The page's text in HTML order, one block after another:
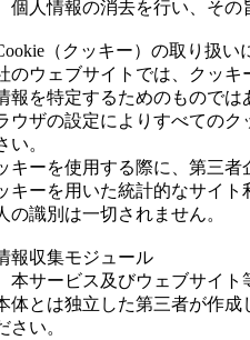
個人情報の消去を行い、その
（クッキー）の取り扱い
のウェブサイトでは、クッキ
報を特定するためのものでは
ウザの設定によりすべてのク
い。
キーを使用する際に、第三者
キーを用いた統計的なサイ
の識別は一切されません。
報収集モジュール
本サービス及びウェブサイ
体とは独立した第三者が作
さい。